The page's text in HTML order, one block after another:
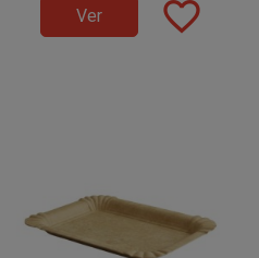
Ver favorite_border